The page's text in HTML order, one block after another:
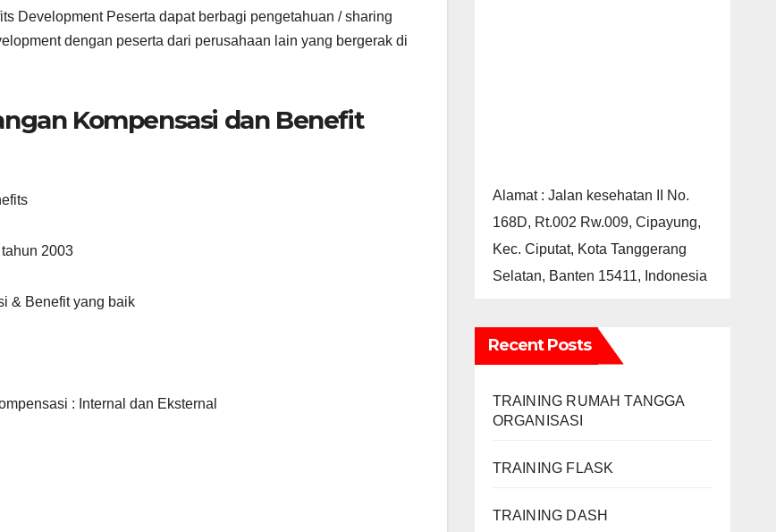
Development Peserta dapat berbagi pengetahuan / sharing
dengan peserta dari perusahaan lain yang bergerak di
Kompensasi dan Benefit
2003
& Benefit yang baik
: Internal dan Eksternal
Alamat : Jalan kesehatan II No.
168D, Rt.002 Rw.009, Cipayung,
Kec. Ciputat, Kota Tanggerang
Selatan, Banten 15411, Indonesia
Recent Posts
TRAINING RUMAH TANGGA
ORGANISASI
TRAINING FLASK
TRAINING DASH